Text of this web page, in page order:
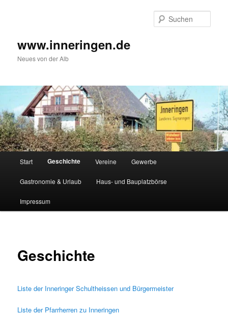
www.inneringen.de
Neues von der Alb
Start Geschichte Vereine Gewerbe
Gastronomie & Urlaub Haus- und Bauplatzbörse
Impressum
Geschichte
Liste der Inneringer Schultheissen und Bürgermeister
Liste der Pfarrherren zu Inneringen